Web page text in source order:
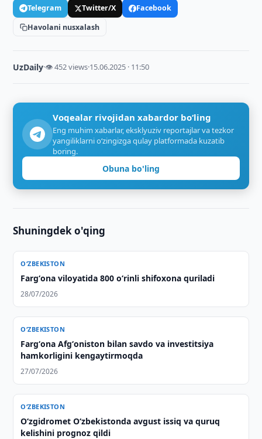
Telegram Twitter/X
Facebook
Havolani nusxalash
UzDaily·👁 452 views·15.06.2025 · 11:50
Voqealar rivojidan xabardor bo‘ling
Eng muhim xabarlar, eksklyuziv reportajlar va tezkor
yangiliklarni o‘zingizga qulay platformada kuzatib
boring.
Obuna bo'ling
Shuningdek o'qing
O‘ZBEKISTON
Fargʻona viloyatida 800 oʻrinli shifoxona quriladi
28/07/2026
O‘ZBEKISTON
Fargʻona Afgʻoniston bilan savdo va investitsiya
hamkorligini kengaytirmoqda
27/07/2026
O‘ZBEKISTON
O‘zgidromet O‘zbekistonda avgust issiq va quruq
kelishini prognoz qildi